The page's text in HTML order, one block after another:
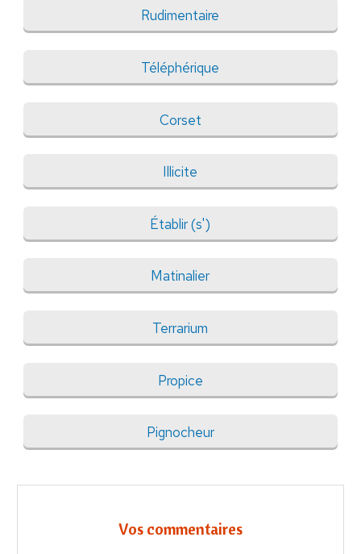
Rudimentaire
Téléphérique
Corset
Illicite
Établir (s')
Matinalier
Terrarium
Propice
Pignocheur
Vos commentaires